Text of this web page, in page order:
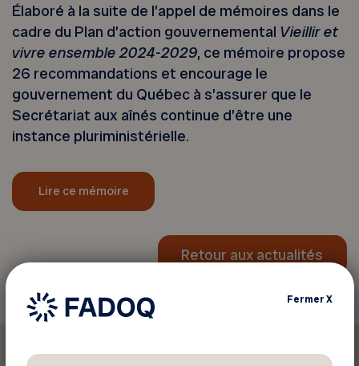
Élaboré à la suite de l’appel de mémoires dans le
cadre du Plan d’action gouvernemental Vieillir et
vivre ensemble 2024-2029, ce mémoire propose
26 recommandations et encourage le
gouvernement du Québec à s’assurer que le
Secrétariat aux aînés continue d’être une
instance pluriministérielle.
Lire ce mémoire
Retour aux actualités
FermerX